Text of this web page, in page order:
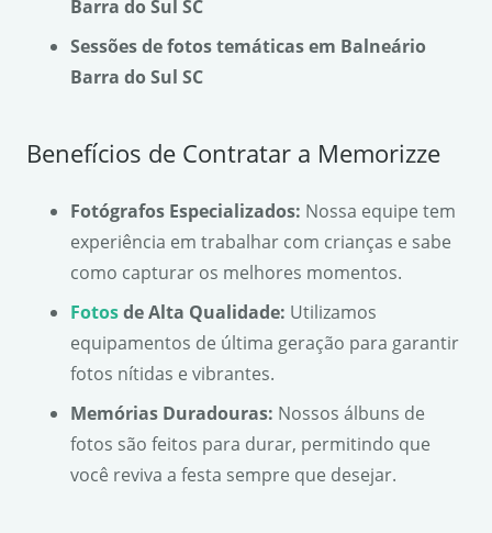
Barra do Sul SC
Sessões de fotos temáticas em Balneário
Barra do Sul SC
Benefícios de Contratar a Memorizze
Fotógrafos Especializados: Nossa equipe tem
experiência em trabalhar com crianças e sabe
como capturar os melhores momentos.
Fotosde Alta Qualidade: Utilizamos
equipamentos de última geração para garantir
fotos nítidas e vibrantes.
Memórias Duradouras: Nossos álbuns de
fotos são feitos para durar, permitindo que
você reviva a festa sempre que desejar.